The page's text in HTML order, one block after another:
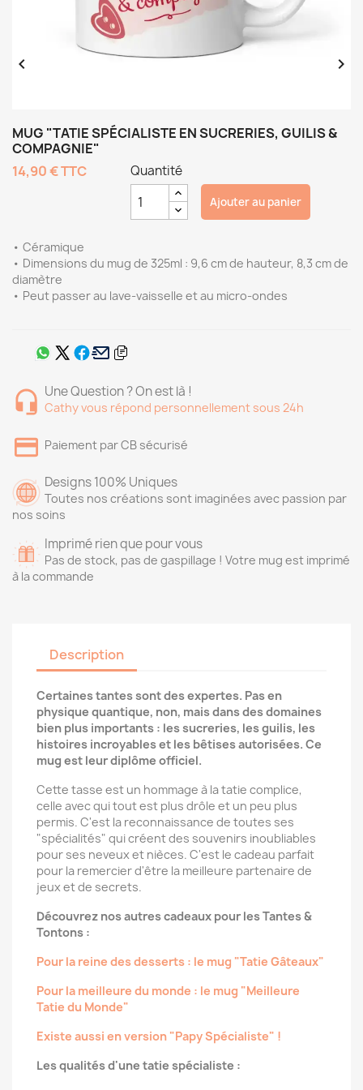
 
MUG "TATIE SPÉCIALISTE EN SUCRERIES, GUILIS &
COMPAGNIE"
14,90 €TTC
• Céramique
• Dimensions du mug de 325ml : 9,6 cm de hauteur, 8,3 cm de
diamètre
• Peut passer au lave-vaisselle et au micro-ondes
Quantité
Ajouter au panier
Une Question ? On est là !
Cathy vous répond personnellement sous 24h
Paiement par CB sécurisé
Designs 100% Uniques
Toutes nos créations sont imaginées avec passion par
nos soins
Imprimé rien que pour vous
Pas de stock, pas de gaspillage ! Votre mug est imprimé
à la commande
Description
Certaines tantes sont des expertes. Pas en
physique quantique, non, mais dans des domaines
bien plus importants : les sucreries, les guilis, les
histoires incroyables et les bêtises autorisées. Ce
mug est leur diplôme officiel.
Cette tasse est un hommage à la tatie complice,
celle avec qui tout est plus drôle et un peu plus
permis. C'est la reconnaissance de toutes ses
"spécialités" qui créent des souvenirs inoubliables
pour ses neveux et nièces. C'est le cadeau parfait
pour la remercier d'être la meilleure partenaire de
jeux et de secrets.
Découvrez nos autres cadeaux pour les Tantes &
Tontons :
Pour la reine des desserts : le mug "Tatie Gâteaux"
Pour la meilleure du monde : le mug "Meilleure
Tatie du Monde"
Existe aussi en version "Papy Spécialiste" !
Les qualités d'une tatie spécialiste :